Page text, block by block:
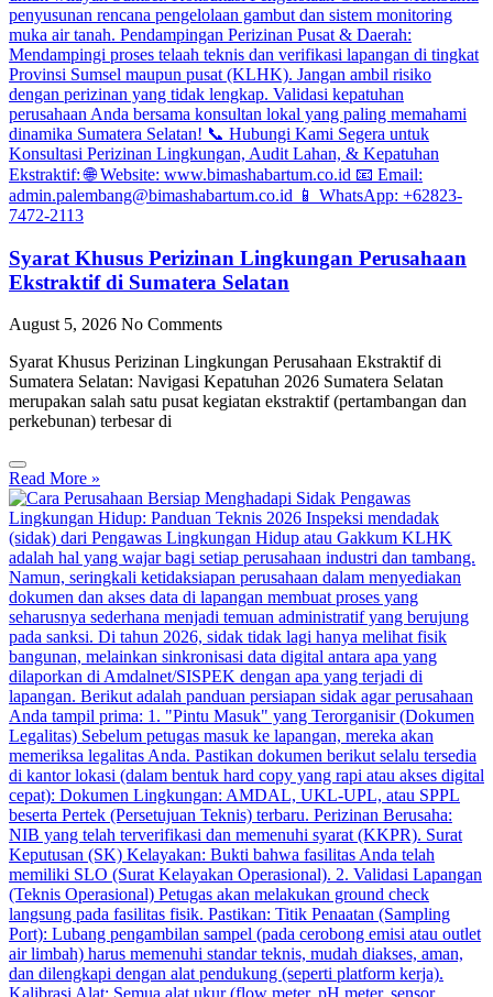
Syarat Khusus Perizinan Lingkungan Perusahaan
Ekstraktif di Sumatera Selatan
August 5, 2026 No Comments
Syarat Khusus Perizinan Lingkungan Perusahaan Ekstraktif di
Sumatera Selatan: Navigasi Kepatuhan 2026 Sumatera Selatan
merupakan salah satu pusat kegiatan ekstraktif (pertambangan dan
perkebunan) terbesar di
Read More »